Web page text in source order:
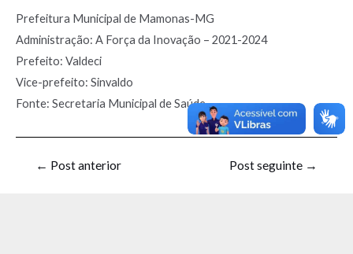
Prefeitura Municipal de Mamonas-MG
Administração: A Força da Inovação – 2021-2024
Prefeito: Valdeci
Vice-prefeito: Sinvaldo
Fonte: Secretaria Municipal de Saúde
← Post anterior Post seguinte →